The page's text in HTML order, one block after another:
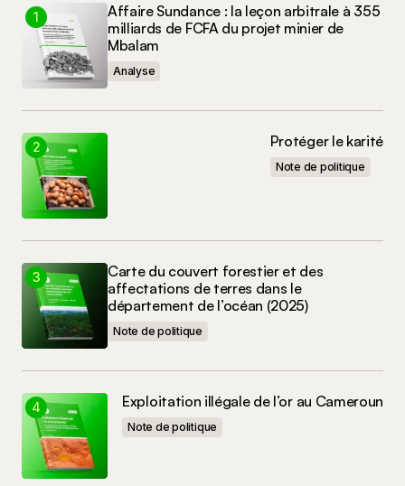
E-mail
Enregistrer mon nom, mon e-mail et mon site
dans le navigateur pour mon prochain
Commenter
Affaire Sundance : la leçon arbitrale à 355
milliards de FCFA du projet minier de
Mbalam
Analyse
Protéger le karité
Note de politique
Carte du couvert forestier et des
affectations de terres dans le
département de l’océan (2025)
Note de politique
Exploitation illégale de l’or au Cameroun
Note de politique